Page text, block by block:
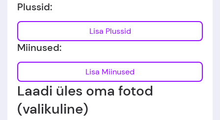
Plussid:
Lisa Plussid
Miinused:
Lisa Miinused
Laadi üles oma fotod
(valikuline)